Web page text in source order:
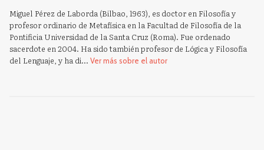
Miguel Pérez de Laborda (Bilbao, 1963), es doctor en Filosofía y
profesor ordinario de Metafísica en la Facultad de Filosofía de la
Pontificia Universidad de la Santa Cruz (Roma). Fue ordenado
sacerdote en 2004. Ha sido también profesor de Lógica y Filosofía
del Lenguaje, y ha di... Ver más sobre el autor